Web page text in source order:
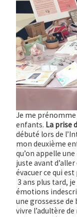
Je me prénomme
enfants. La prise
débuté lors de
mon deuxième
qu’on appelle
juste avant
évacuer ce qui
3 ans plus tard,
émotions
une grossesse de
vivre l’adultère